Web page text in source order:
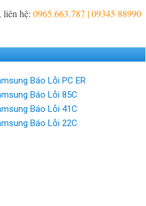
hệ: 0965.663.787 | 09345 88990
Báo Lỗi PC ER
Báo Lỗi 85C
Báo Lỗi 41C
Báo Lỗi 22C